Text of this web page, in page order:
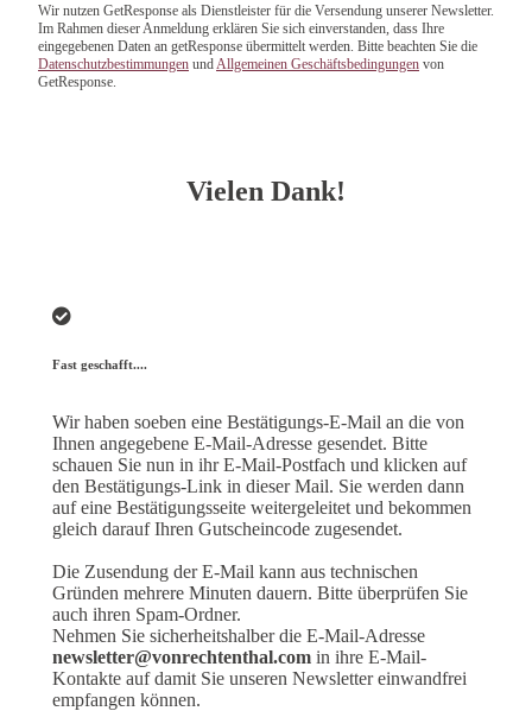
Wir nutzen GetResponse als Dienstleister für die Versendung unserer Newsletter.
Im Rahmen dieser Anmeldung erklären Sie sich einverstanden, dass Ihre
eingegebenen Daten an getResponse übermittelt werden. Bitte beachten Sie die
Datenschutzbestimmungen undAllgemeinen Geschäftsbedingungen von
GetResponse.
Vielen Dank!
Fast geschafft....
Wir haben soeben eine Bestätigungs-E-Mail an die von
Ihnen angegebene E-Mail-Adresse gesendet. Bitte
schauen Sie nun in ihr E-Mail-Postfach und klicken auf
den Bestätigungs-Link in dieser Mail. Sie werden dann
auf eine Bestätigungsseite weitergeleitet und bekommen
gleich darauf Ihren Gutscheincode zugesendet.
Die Zusendung der E-Mail kann aus technischen
Gründen mehrere Minuten dauern. Bitte überprüfen Sie
auch ihren Spam-Ordner.
Nehmen Sie sicherheitshalber die E-Mail-Adresse
newsletter@vonrechtenthal.com in ihre E-Mail-
Kontakte auf damit Sie unseren Newsletter einwandfrei
empfangen können.